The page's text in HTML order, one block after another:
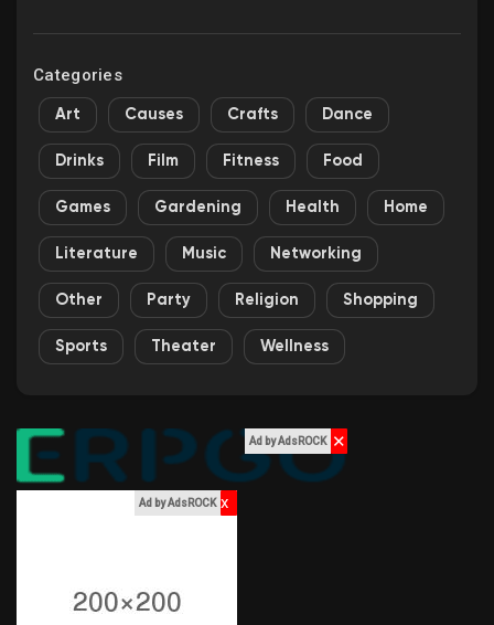
Categories
Art Causes Crafts Dance
Drinks Film Fitness Food
Games Gardening Health Home
Literature Music Networking
Other Party Religion Shopping
Sports Theater Wellness
Ad by AdsROCK ✕
Ad by AdsROCK x